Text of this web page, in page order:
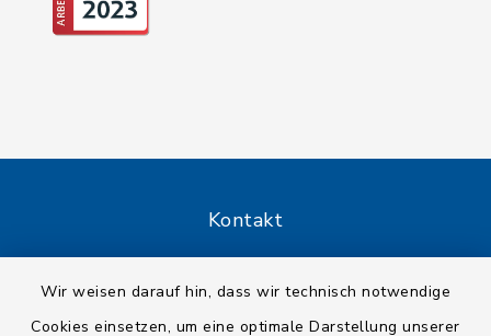
Wir weisen darauf hin, dass wir technisch notwendige
Cookies einsetzen, um eine optimale Darstellung unserer
Kontakt